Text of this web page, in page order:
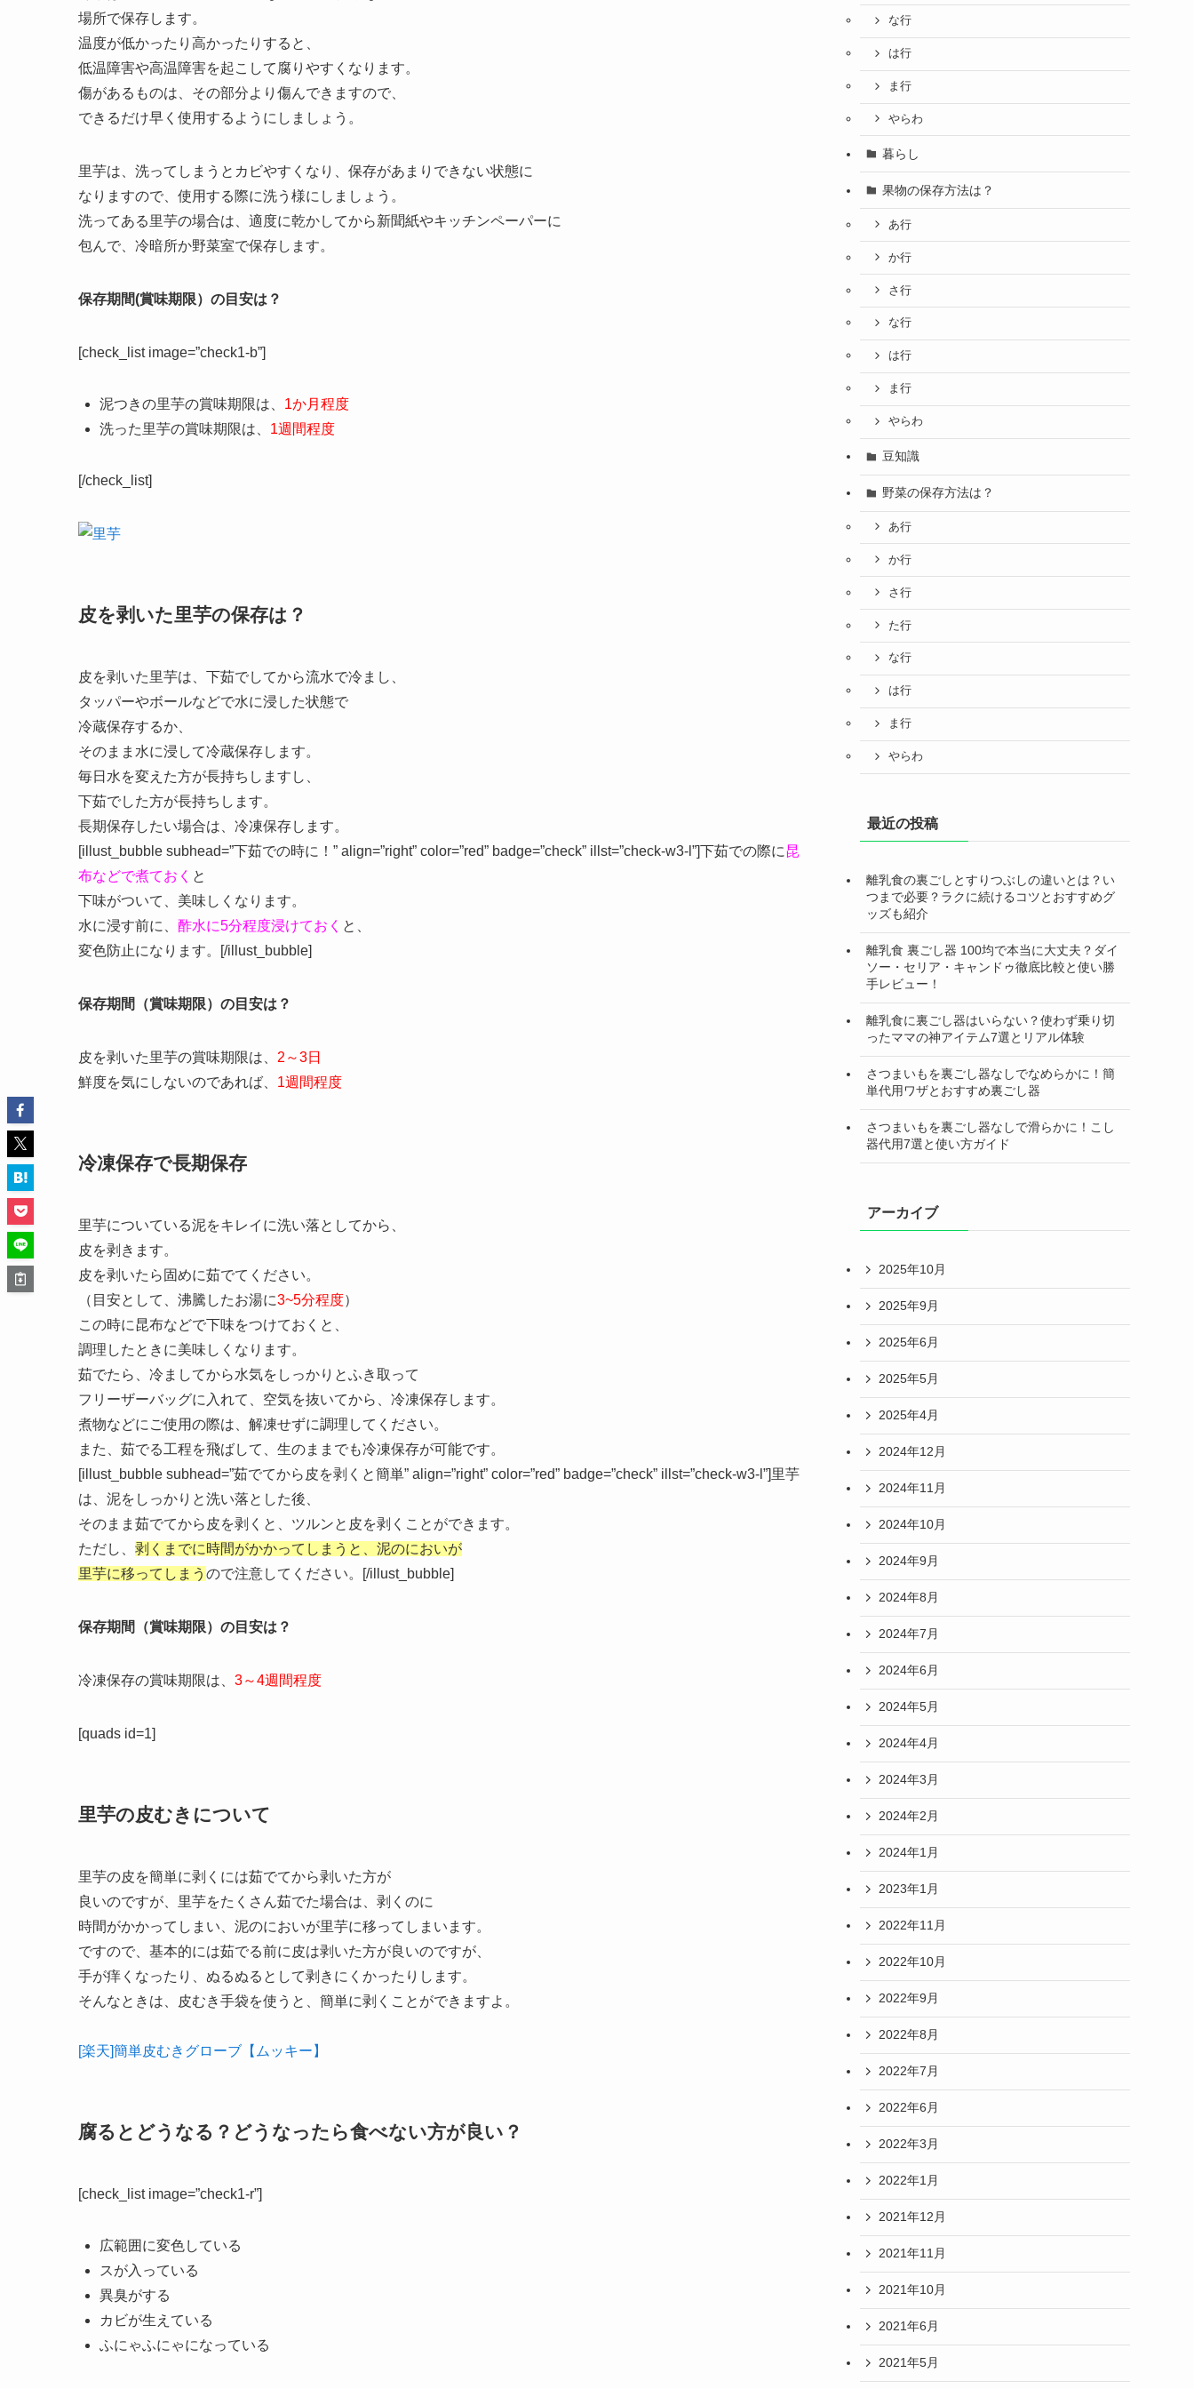
場所で保存します。
温度が低かったり高かったりすると、
低温障害や高温障害を起こして腐りやすくなります。
傷があるものは、その部分より傷んできますので、
できるだけ早く使用するようにしましょう。
里芋は、洗ってしまうとカビやすくなり、保存があまりできない状態に
なりますので、使用する際に洗う様にしましょう。
洗ってある里芋の場合は、適度に乾かしてから新聞紙やキッチンペーパーに
包んで、冷暗所か野菜室で保存します。
保存期間(賞味期限）の目安は？
[check_list image=”check1-b”]
泥つきの里芋の賞味期限は、 1か月程度
洗った里芋の賞味期限は、 1週間程度
[/check_list]
皮を剥いた里芋の保存は？
皮を剥いた里芋は、下茹でしてから流水で冷まし、
タッパーやボールなどで水に浸した状態で
冷蔵保存するか、
そのまま水に浸して冷蔵保存します。
毎日水を変えた方が長持ちしますし、
下茹でした方が長持ちします。
長期保存したい場合は、冷凍保存します。
[illust_bubble subhead=”下茹での時に！” align=”right” color=”red” badge=”check” illst=”check-w3-l”]下茹での際に昆
布などで煮ておく と
下味がついて、美味しくなります。
水に浸す前に、 酢水に5分程度浸けておく と、
変色防止になります。[/illust_bubble]
保存期間（賞味期限）の目安は？
皮を剥いた里芋の賞味期限は、 2～3日
鮮度を気にしないのであれば、 1週間程度
冷凍保存で長期保存
里芋についている泥をキレイに洗い落としてから、
皮を剥きます。
皮を剥いたら固めに茹でてください。
（目安として、沸騰したお湯に3~5分程度）
この時に昆布などで下味をつけておくと、
調理したときに美味しくなります。
茹でたら、冷ましてから水気をしっかりとふき取って
フリーザーバッグに入れて、空気を抜いてから、冷凍保存します。
煮物などにご使用の際は、解凍せずに調理してください。
また、茹でる工程を飛ばして、生のままでも冷凍保存が可能です。
[illust_bubble subhead=”茹でてから皮を剥くと簡単” align=”right” color=”red” badge=”check” illst=”check-w3-l”]里芋
は、泥をしっかりと洗い落とした後、
そのまま茹でてから皮を剥くと、ツルンと皮を剥くことができます。
ただし、 剥くまでに時間がかかってしまうと、泥のにおいが
里芋に移ってしまう ので注意してください。[/illust_bubble]
保存期間（賞味期限）の目安は？
冷凍保存の賞味期限は、 3～4週間程度
[quads id=1]
里芋の皮むきについて
里芋の皮を簡単に剥くには茹でてから剥いた方が
良いのですが、里芋をたくさん茹でた場合は、剥くのに
時間がかかってしまい、泥のにおいが里芋に移ってしまいます。
ですので、基本的には茹でる前に皮は剥いた方が良いのですが、
手が痒くなったり、ぬるぬるとして剥きにくかったりします。
そんなときは、皮むき手袋を使うと、簡単に剥くことができますよ。
[楽天]簡単皮むきグローブ【ムッキー】
腐るとどうなる？どうなったら食べない方が良い？
[check_list image=”check1-r”]
広範囲に変色している
スが入っている
異臭がする
カビが生えている
ふにゃふにゃになっている
な行
は行
ま行
やらわ
暮らし
果物の保存方法は？
あ行
か行
さ行
な行
は行
ま行
やらわ
豆知識
野菜の保存方法は？
あ行
か行
さ行
た行
な行
は行
ま行
やらわ
最近の投稿
離乳食の裏ごしとすりつぶしの違いとは？い
つまで必要？ラクに続けるコツとおすすめグ
ッズも紹介
離乳食 裏ごし器 100均で本当に大丈夫？ダイ
ソー・セリア・キャンドゥ徹底比較と使い勝
手レビュー！
離乳食に裏ごし器はいらない？使わず乗り切
ったママの神アイテム7選とリアル体験
さつまいもを裏ごし器なしでなめらかに！簡
単代用ワザとおすすめ裏ごし器
さつまいもを裏ごし器なしで滑らかに！こし
器代用7選と使い方ガイド
アーカイブ
2025年10月
2025年9月
2025年6月
2025年5月
2025年4月
2024年12月
2024年11月
2024年10月
2024年9月
2024年8月
2024年7月
2024年6月
2024年5月
2024年4月
2024年3月
2024年2月
2024年1月
2023年1月
2022年11月
2022年10月
2022年9月
2022年8月
2022年7月
2022年6月
2022年3月
2022年1月
2021年12月
2021年11月
2021年10月
2021年6月
2021年5月